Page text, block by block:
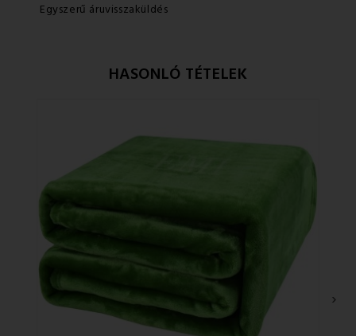
Egyszerű áruvisszaküldés
HASONLÓ TÉTELEK
›